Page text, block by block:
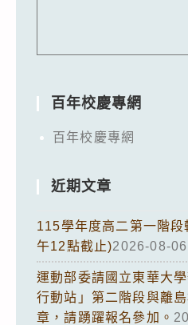
百年校慶專網
百年校慶專網
近期文章
115學年度高二第一階
午12點截止)2026-08-06
運動部委請國立東華大
行動站」第二階段與離
章，請踴躍報名參加。